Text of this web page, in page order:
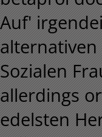
Auf'
Sozialen
allerdings
edelsten